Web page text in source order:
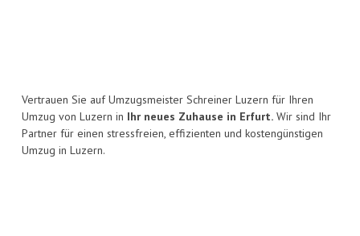
Vertrauen Sie auf Umzugsmeister Schreiner Luzern für Ihren
Umzug von Luzern in Ihr neues Zuhause in Erfurt. Wir sind Ihr
Partner für einen stressfreien, effizienten und kostengünstigen
Umzug in Luzern.